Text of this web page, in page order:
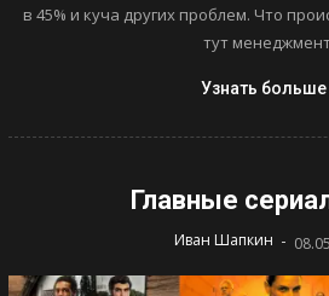
в 45% и куча других проблем. Что
тут
Узнать больше
Главные
Иван Шапкин -